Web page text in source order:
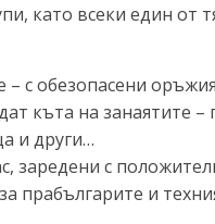
като всеки един от
с обезопасени
къта на занаятите
и други…
заредени с
прабългарите и